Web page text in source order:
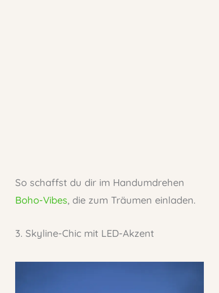
So schaffst du dir im Handumdrehen
Boho-Vibes, die zum Träumen einladen.
3. Skyline-Chic mit LED-Akzent